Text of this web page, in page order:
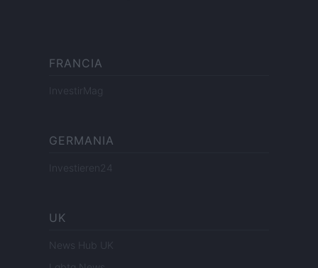
FRANCIA
InvestirMag
GERMANIA
Investieren24
UK
News Hub UK